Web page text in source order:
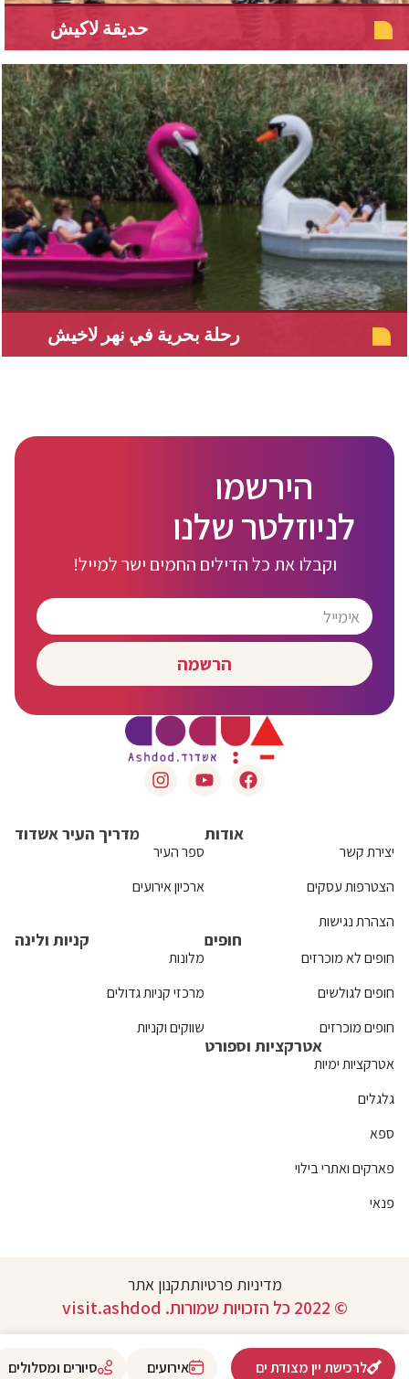
حديقة لاكيش
رحلة بحرية في نهر لاخيش
הירשמו
לניוזלטר שלנו
וקבלו את כל הדילים החמים ישר למייל!
הרשמה
אודות
יצירת קשר
הצטרפות עסקים
הצהרת נגישות
מדריך העיר אשדוד
ספר העיר
ארכיון אירועים
חופים
חופים לא מוכרזים
חופים לגולשים
חופים מוכרזים
קניות ולינה
מלונות
מרכזי קניות גדולים
שווקים וקניות
אטרקציות וספורט
אטרקציות ימיות
גלגלים
ספא
פארקים ואתרי בילוי
פנאי
מדיניות פרטיותתקנון אתר
© 2022 כל הזכויות שמורות. visit.ashdod
לרכישת יין מצודת ים אירועים סיורים ומסלולים